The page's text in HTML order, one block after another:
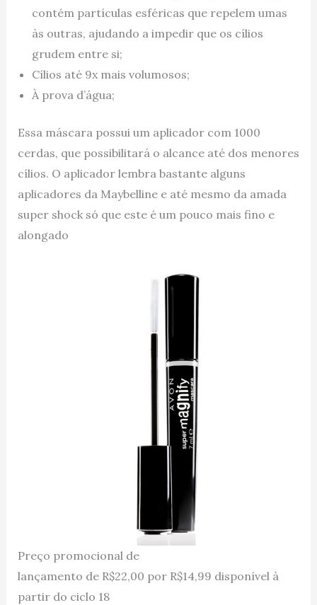
contém partículas esféricas que repelem umas
às outras, ajudando a impedir que os cílios
grudem entre si;
Cílios até 9x mais volumosos;
À prova d’água;
Essa máscara possui um aplicador com 1000
cerdas, que possibilitará o alcance até dos menores
cílios. O aplicador lembra bastante alguns
aplicadores da Maybelline e até mesmo da amada
super shock só que este é um pouco mais fino e
alongado
Preço promocional de
lançamento de R$22,00 por R$14,99 disponível à
partir do ciclo 18